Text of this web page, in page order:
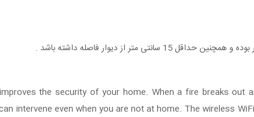
the security of your home. When a fire breaks
intervene even when you are not at home. The wireless